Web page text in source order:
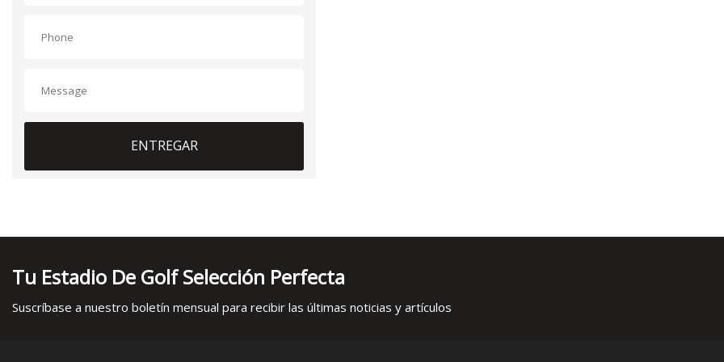
ENTREGAR
Tu Estadio De Golf Selección Perfecta
Suscríbase a nuestro boletín mensual para recibir las últimas noticias y artículos